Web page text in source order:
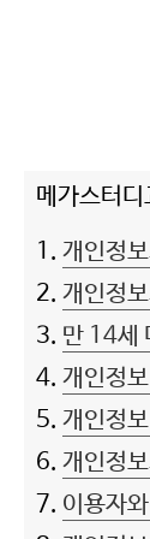
메가스터
1. 개인정
2. 개인정
3. 만 14세
4. 개인정
5. 개인정
6. 개인정
7. 이용자